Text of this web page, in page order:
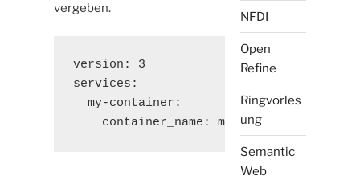
vergeben.
version: 3
services:
  my-container:
    container_name: my-container
NFDI
Open
Refine
Ringvorles
ung
Semantic
Web